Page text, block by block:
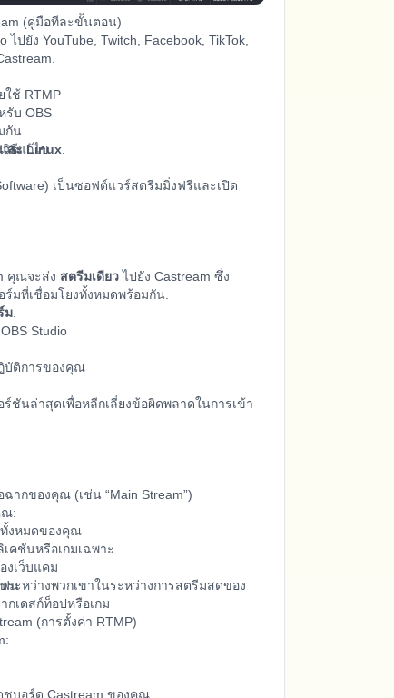
(คู่มือทีละขั้นตอน)
ปยัง YouTube, Twitch, Facebook, TikTok,
ใช้ RTMP
รับ OBS
กัน
ธีแก้ไข
ละ Linux
เป็นซอฟต์แวร์สตรีมมิ่งฟรีและเปิด
คุณจะส่ง สตรีมเดียวไปยัง Castream ซึ่ง
มที่เชื่อมโยงทั้งหมดพร้อมกัน.
ม
Studio
บัติการของคุณ
ร์ชันล่าสุดเพื่อหลีกเลี่ยงข้อผิดพลาดในการเข้า
ากของคุณ (เช่น “Main Stream”)
ณ:
งหมดของคุณ
คชันหรือเกมเฉพาะ
งเว็บแคม
น
กเดสก์ท็อปหรือเกม
ะหว่างพวกเขาในระหว่างการสตรีมสดของ
(การตั้งค่า RTMP)
ชบอร์ด Castream ของคุณ